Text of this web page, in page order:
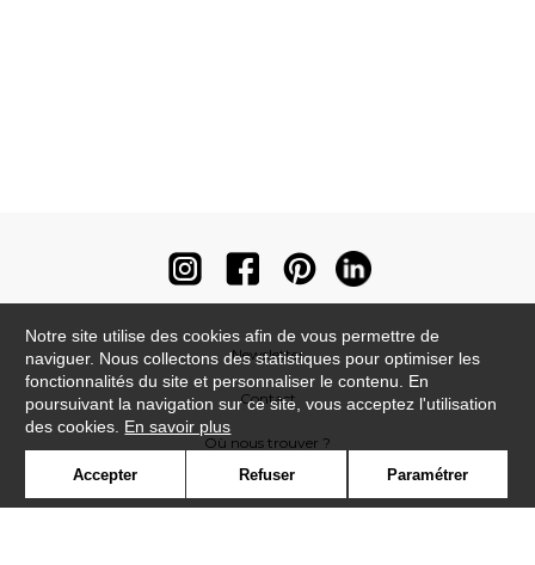
Newsletter
Contact
Où nous trouver ?
Notre site utilise des cookies afin de vous permettre de
naviguer. Nous collectons des statistiques pour optimiser les
fonctionnalités du site et personnaliser le contenu. En
poursuivant la navigation sur ce site, vous acceptez l'utilisation
des cookies. En savoir plus
Accepter Refuser Paramétrer